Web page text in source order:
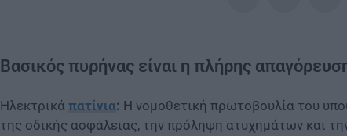
Βασικός πυρήνας είναι η πλήρης
Ηλεκτρικά πατίνια: Η νομοθετική πρωτοβουλία του
της οδικής ασφάλειας, την πρόληψη ατυχημάτων και